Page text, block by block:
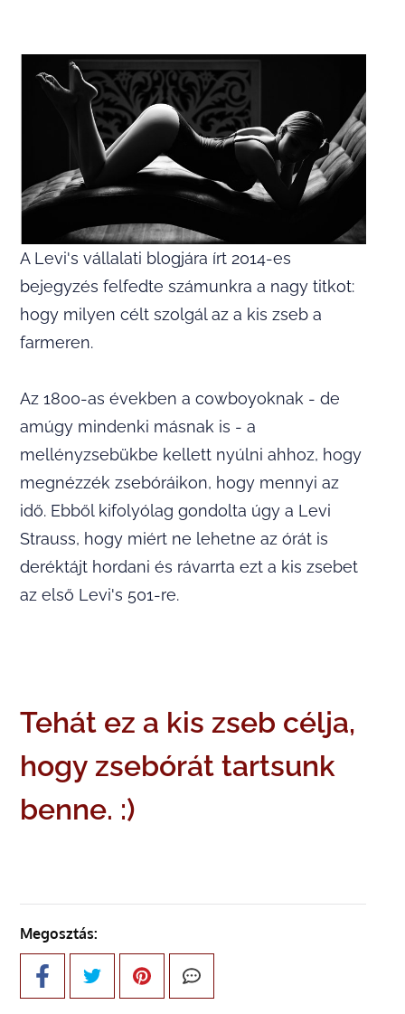
A Levi's vállalati blogjára írt 2014-es
bejegyzés felfedte számunkra a nagy titkot:
hogy milyen célt szolgál az a kis zseb a
farmeren.
Az 1800-as években a cowboyoknak - de
amúgy mindenki másnak is - a
mellényzsebükbe kellett nyúlni ahhoz, hogy
megnézzék zsebóráikon, hogy mennyi az
idő. Ebből kifolyólag gondolta úgy a Levi
Strauss, hogy miért ne lehetne az órát is
deréktájt hordani és rávarrta ezt a kis zsebet
az első Levi's 501-re.
Tehát ez a kis zseb célja,
hogy zsebórát tartsunk
benne. :)
Megosztás: